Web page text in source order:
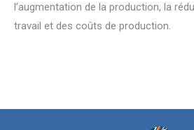
l’augmentation de la production, la
travail et des coûts de production.